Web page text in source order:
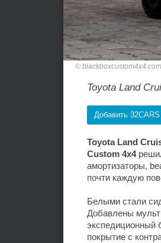
blackboxcustom4x4.com
Toyota Land
Добавить
Toyota Land
Custom 4x4
амортизаторы,
почти каждую
Белыми стали
Добавлены
экспедиционный
покрытие с